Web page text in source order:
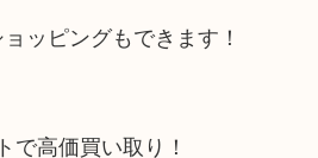
ッピングもできます！
高価買い取り！